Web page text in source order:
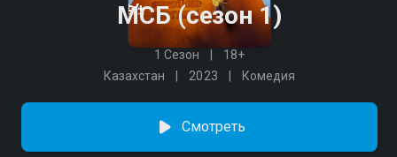
МСБ (сезон 1)
1 Сезон
18+
Казахстан
2023 Комедия
Смотреть